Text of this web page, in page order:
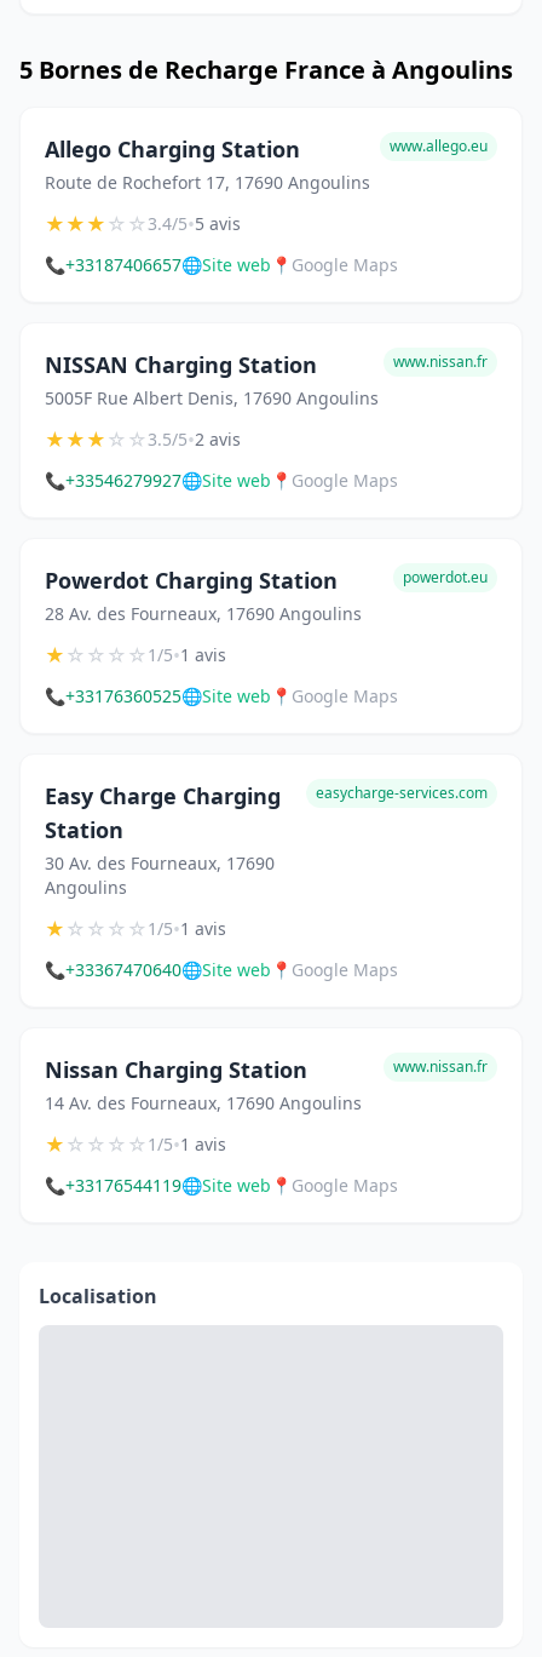
5 Bornes de Recharge France à Angoulins
Allego Charging Station
Route de Rochefort 17, 17690 Angoulins
www.allego.eu
★★★☆☆3.4/5•5 avis
📞+33187406657🌐Site web 📍 Google Maps
NISSAN Charging Station
5005F Rue Albert Denis, 17690 Angoulins
www.nissan.fr
★★★☆☆3.5/5•2 avis
📞+33546279927🌐Site web 📍 Google Maps
Powerdot Charging Station
28 Av. des Fourneaux, 17690 Angoulins
powerdot.eu
★☆☆☆☆1/5•1 avis
📞+33176360525🌐Site web 📍 Google Maps
Easy Charge Charging
Station
30 Av. des Fourneaux, 17690
Angoulins
easycharge-services.com
★☆☆☆☆1/5•1 avis
📞+33367470640🌐Site web 📍 Google Maps
Nissan Charging Station
14 Av. des Fourneaux, 17690 Angoulins
www.nissan.fr
★☆☆☆☆1/5•1 avis
📞+33176544119🌐Site web 📍 Google Maps
Localisation